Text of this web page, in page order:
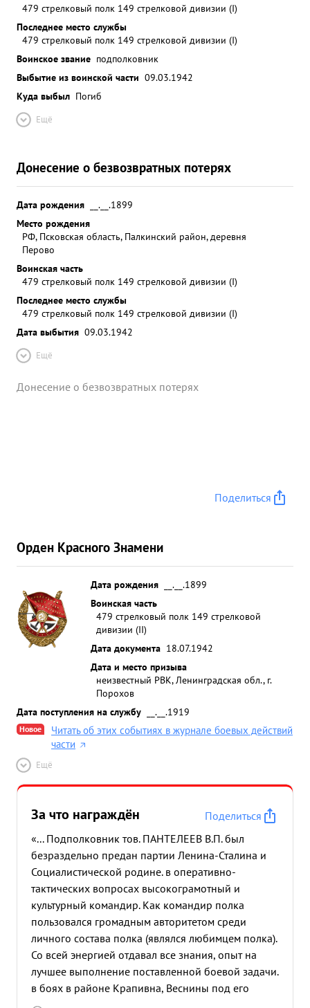
479 стрелковый полк 149 стрелковой дивизии (I)
Последнее место службы
479 стрелковый полк 149 стрелковой дивизии (I)
Воинское звание подполковник
Выбытие из воинской части 09.03.1942
Куда выбыл Погиб
Ещё
Донесение о безвозвратных потерях
Дата рождения
__.__.1899
Место рождения
РФ, Псковская область, Палкинский район, деревня
Перово
Воинская часть
479 стрелковый полк 149 стрелковой дивизии (I)
Последнее место службы
479 стрелковый полк 149 стрелковой дивизии (I)
Дата выбытия 09.03.1942
Ещё
Донесение о безвозвратных потерях
Поделиться
Орден Красного Знамени
Дата рождения
__.__.1899
Воинская часть
479 стрелковый полк 149 стрелковой
дивизии (II)
Дата документа 18.07.1942
Дата и место призыва
неизвестный РВК, Ленинградская обл., г.
Порохов
Дата поступления на службу
__.__.1919
Новое
Читать об этих событиях в журнале боевых действий
части
Ещё
За что награждён
Поделиться
«... Подполковник тов. ПАНТЕЛЕЕВ В.П. был
безраздельно предан партии Ленина-Сталина и
Социалистической родине. в оперативно-
тактических вопросах высокограмотный и
культурный командир. Как командир полка
пользовался громадным авторитетом среди
личного состава полка (являлся любимцем полка).
Со всей энергией отдавал все знания, опыт на
лучшее выполнение поставленной боевой задачи.
в боях в районе Крапивна, Веснины под его
руководством уничтожено несколько сот